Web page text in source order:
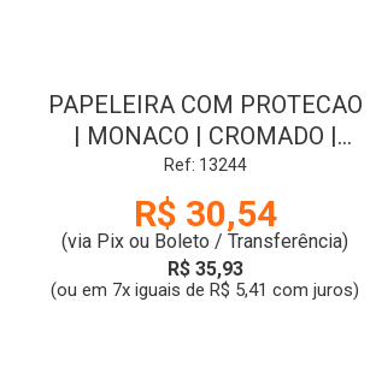
PAPELEIRA COM PROTECAO
| MONACO | CROMADO |
DUDA
Ref: 13244
R$ 30,54
(via Pix ou Boleto / Transferência)
R$ 35,93
(ou em 7x iguais de R$ 5,41 com juros)